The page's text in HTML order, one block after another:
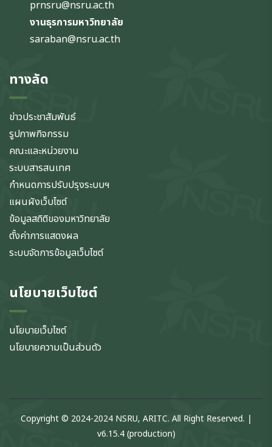
prnsru@nsru.ac.th
งานธุรการมหาวิทยาลัย
saraban@nsru.ac.th
ทางลัด
ข่าวประชาสัมพันธ์
รูปภาพกิจกรรม
คณะและหน่วยงาน
ระบบสารสนเทศ
กำหนดการปรับปรุงระบบฯ
แผนผังเว็บไซต์
ข้อมูลสถิติของมหาวิทยาลัย
ตั้งค่าการแสดงผล
ระบบจัดการข้อมูลเว็บไซต์
นโยบายเว็บไซต์
นโยบายเว็บไซต์
นโยบายความเป็นส่วนตัว
Copyright © 2024-2024 NSRU, ARITC. All Right Reserved. |
v6.15.4 (production)